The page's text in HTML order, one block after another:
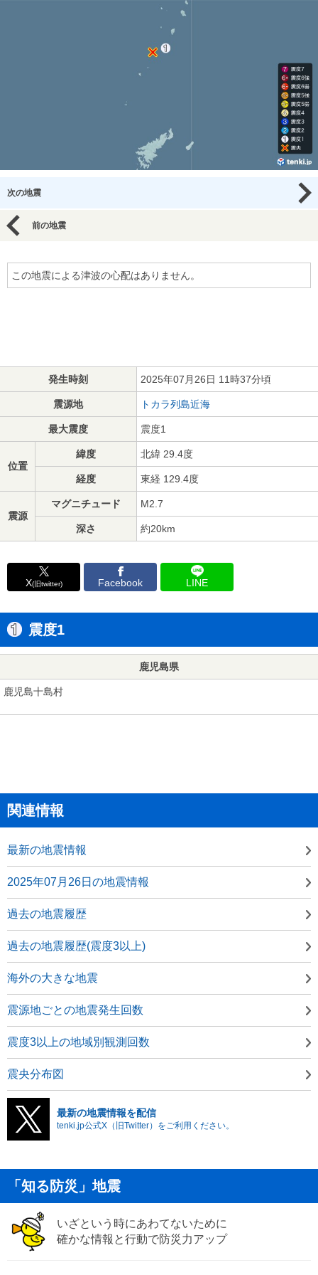
次の地震
前の地震
この地震による津波の心配はありません。
発生時刻 2025年07月26日 11時37分頃
震源地 トカラ列島近海
最大震度 震度1
位置
緯度 北緯 29.4度
経度 東経 129.4度
震源
マグニチュード M2.7
深さ 約20km
X(旧twitter) Facebook LINE
震度1
鹿児島県
鹿児島十島村
関連情報
最新の地震情報
2025年07月26日の地震情報
過去の地震履歴
過去の地震履歴(震度3以上)
海外の大きな地震
震源地ごとの地震発生回数
震度3以上の地域別観測回数
震央分布図
最新の地震情報を配信
tenki.jp公式X（旧Twitter）をご利用ください。
「知る防災」地震
いざという時にあわてないために
確かな情報と行動で防災力アップ